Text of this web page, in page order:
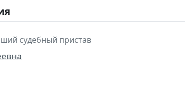
судебный пристав